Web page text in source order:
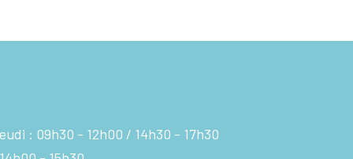
: 09h30 - 12h00
14h30 - 17h30